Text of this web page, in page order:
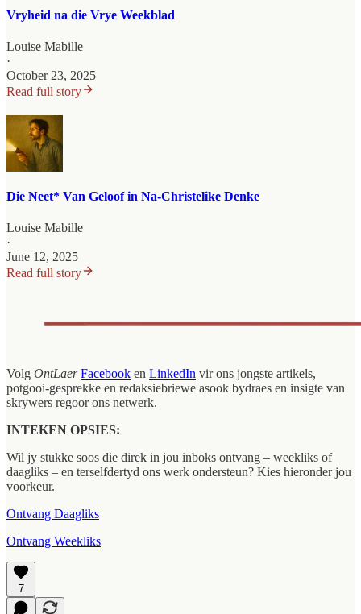
Vryheid na die Vrye Weekblad
Louise Mabille
·
October 23, 2025
Read full story
Die Neet* Van Geloof in Na-Christelike Denke
Louise Mabille
·
June 12, 2025
Read full story
Volg OntLaer Facebook en LinkedIn vir ons jongste artikels,
potgooi-gesprekke en redaksiebriewe asook bydraes en insigte van
skrywers regoor ons netwerk.
INTEKEN OPSIES:
Wil jy stukke soos die direk in jou inboks ontvang – weekliks of
daagliks – en terselfdertyd ons werk ondersteun? Kies hieronder jou
voorkeur.
Ontvang Daagliks
Ontvang Weekliks
7